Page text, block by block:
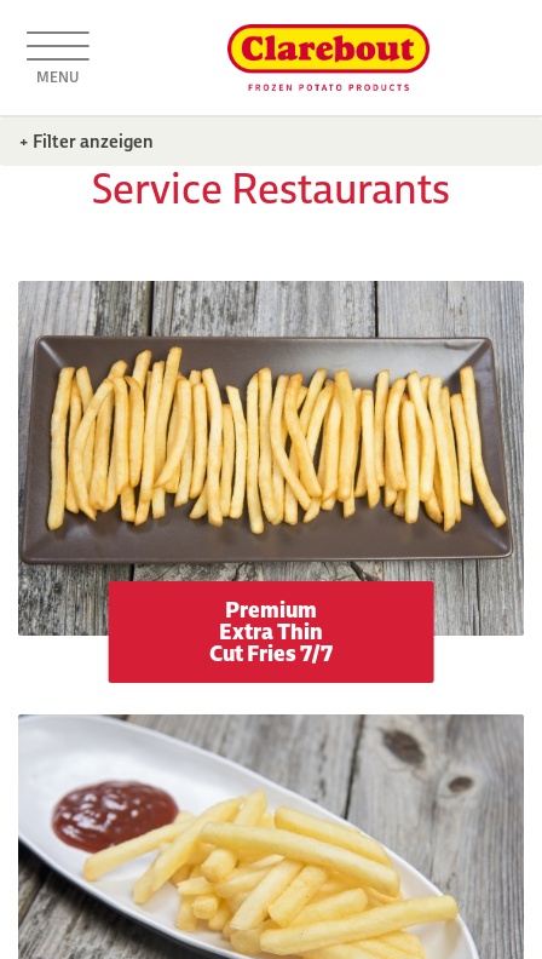
MENU
+ Filter anzeigen
Service Restaurants
Premium
Extra Thin
Cut Fries 7/7